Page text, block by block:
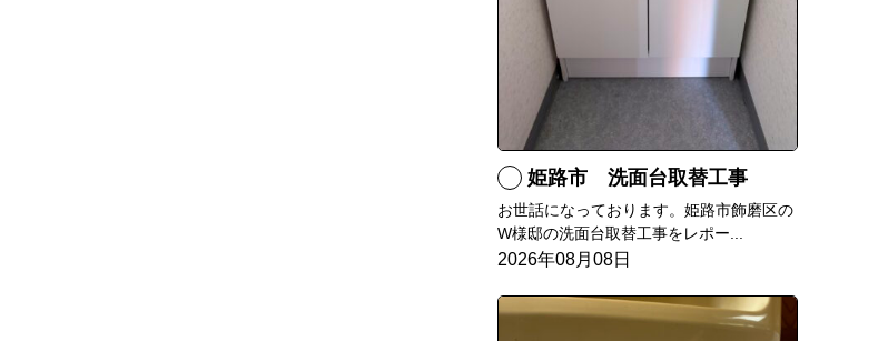
姫路市 洗面台取替工事
お世話になっております。姫路市飾磨区の
W様邸の洗面台取替工事をレポー...
2026年08月08日